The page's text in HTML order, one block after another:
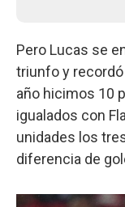
Pero Lucas se
triunfo y recordó
año hicimos 10
igualados con
unidades los
diferencia de